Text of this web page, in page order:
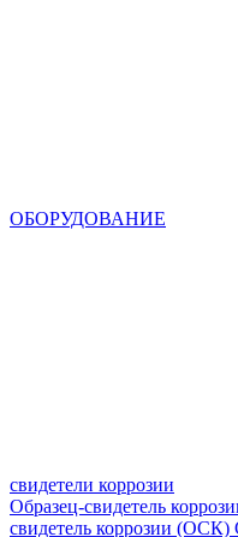
ОБОРУДОВАНИЕ
свидетели коррозии
Образец-свидетель
свидетель коррозии (ОСК)